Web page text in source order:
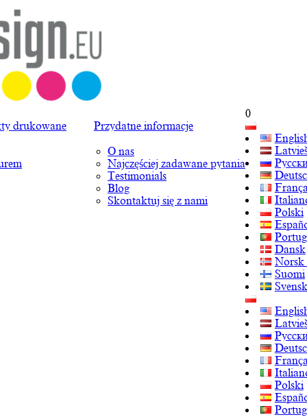
drukowane Przydatne informacje
O nas
Najczęściej zadawane pytania
Testimonials
Blog
Skontaktuj się z nami
0
Polski
Dansk
Norsk
Suomi
Polski